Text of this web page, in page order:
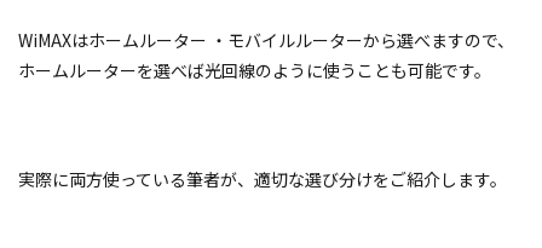
WiMAXはホームルーター ・モバイルルーターから選べますので、
ホームルーターを選べば光回線のように使うことも可能です。
実際に両方使っている筆者が、適切な選び分けをご紹介します。